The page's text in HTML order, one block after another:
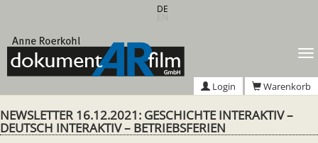
springen
DE
Login Warenkorb
NEWSLETTER 16.12.2021: GESCHICHTE INTERAKTIV –
DEUTSCH INTERAKTIV – BETRIEBSFERIEN